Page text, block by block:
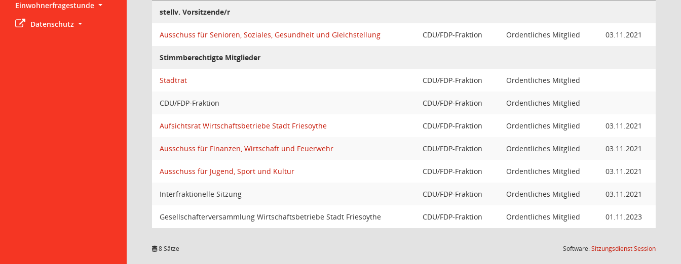
Einwohnerfragestunde
Datenschutz
stellv. Vorsitzende/r
Ausschuss für Senioren, Soziales, Gesundheit und Gleichstellung CDU/FDP-Fraktion Ordentliches Mitglied 03.11.2021
Stimmberechtigte Mitglieder
Stadtrat CDU/FDP-Fraktion Ordentliches Mitglied
CDU/FDP-Fraktion CDU/FDP-Fraktion Ordentliches Mitglied
Aufsichtsrat Wirtschaftsbetriebe Stadt Friesoythe CDU/FDP-Fraktion Ordentliches Mitglied 03.11.2021
Ausschuss für Finanzen, Wirtschaft und Feuerwehr CDU/FDP-Fraktion Ordentliches Mitglied 03.11.2021
Ausschuss für Jugend, Sport und Kultur CDU/FDP-Fraktion Ordentliches Mitglied 03.11.2021
Interfraktionelle Sitzung CDU/FDP-Fraktion Ordentliches Mitglied 03.11.2021
Gesellschafterversammlung Wirtschaftsbetriebe Stadt Friesoythe CDU/FDP-Fraktion Ordentliches Mitglied 01.11.2023
8 Sätze Software:SitzungsdienstSession(Wird in